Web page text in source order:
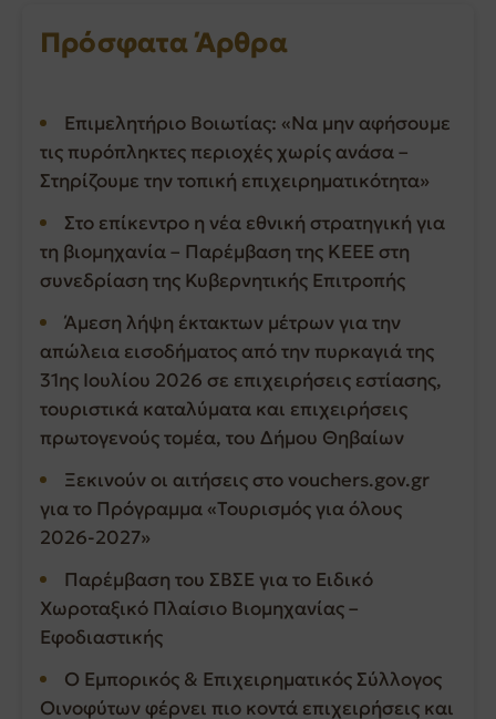
Πρόσφατα Άρθρα
Επιμελητήριο Βοιωτίας: «Να μην αφήσουμε
τις πυρόπληκτες περιοχές χωρίς ανάσα –
Στηρίζουμε την τοπική επιχειρηματικότητα»
Στο επίκεντρο η νέα εθνική στρατηγική για
τη βιομηχανία – Παρέμβαση της ΚΕΕΕ στη
συνεδρίαση της Κυβερνητικής Επιτροπής
Άμεση λήψη έκτακτων μέτρων για την
απώλεια εισοδήματος από την πυρκαγιά της
31ης Ιουλίου 2026 σε επιχειρήσεις εστίασης,
τουριστικά καταλύματα και επιχειρήσεις
πρωτογενούς τομέα, του Δήμου Θηβαίων
Ξεκινούν οι αιτήσεις στο vouchers.gov.gr
για το Πρόγραμμα «Τουρισμός για όλους
2026-2027»
Παρέμβαση του ΣΒΣΕ για το Ειδικό
Χωροταξικό Πλαίσιο Βιομηχανίας –
Εφοδιαστικής
Ο Εμπορικός & Επιχειρηματικός Σύλλογος
Οινοφύτων φέρνει πιο κοντά επιχειρήσεις και